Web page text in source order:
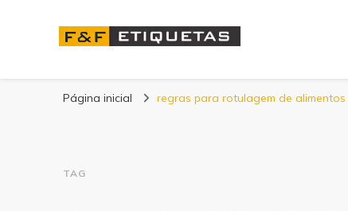
Blog | F&F
Página inicial regras para rotulagem de alimentos
TAG